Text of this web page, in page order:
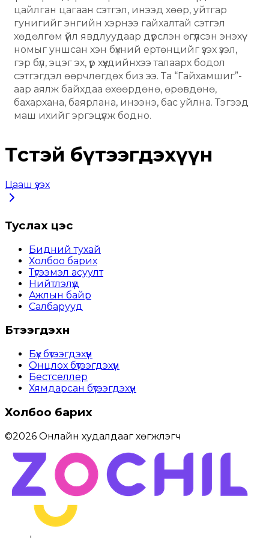
цайлган цагаан сэтгэл, инээд хөөр, уйтгар
гунигийг энгийн хэрнээ гайхалтай сэтгэл
хөдөлгөм үйл явдлуудаар дүрслэн өгүүлсэн энэхүү
номыг уншсан хэн бүхний ертөнцийг үзэх үзэл,
гэр бүл, эцэг эх, үр хүүхдийнхээ талаарх бодол
сэтгэгдэл өөрчлөгдөх биз ээ. Та “Гайхамшиг”-
аар аялж байхдаа өхөөрдөнө, өрөвдөнө,
бахархана, баярлана, инээнэ, бас уйлна. Тэгээд
маш ихийг эргэцүүлж бодно.
Төстэй бүтээгдэхүүн
Цааш үзэх
Туслах цэс
Бидний тухай
Холбоо барих
Түгээмэл асуулт
Нийтлэлүүд
Ажлын байр
Салбарууд
Бүтээгдэхүүн
Бүх бүтээгдэхүүн
Онцлох бүтээгдэхүүн
Бестселлер
Хямдарсан бүтээгдэхүүн
Холбоо барих
©2026 Онлайн худалдааг хөгжүүлэгч